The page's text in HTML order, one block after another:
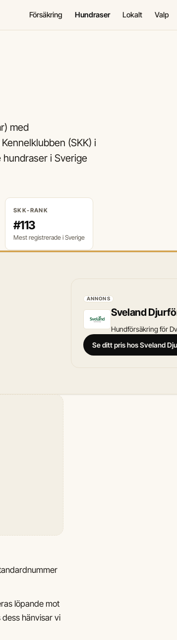
Försäkring Hundraser Lokalt Valp
med
(SKK) i
hundraser i Sverige
SKK-RANK
#113
Mest registrerade i Sverige
ANNONS
Sveland
Hundförsäkring för
Se ditt pris hos Sveland
löpande mot
dess hänvisar vi